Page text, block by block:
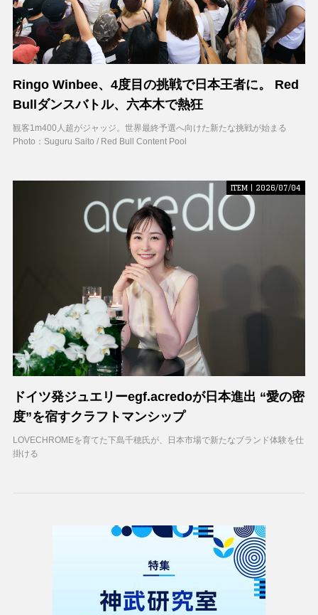
Ringo Winbee、4度目の挑戦で日本王者に。 Red
Bullダンスバトル、六本木で熱狂
観客1m400人超がジャッジ。世界最終予選へ向けた新たな挑戦が始まる
Photo：Suguru Saito / Red Bull Content Pool
ITEM | 2026/07/04
ドイツ発ジュエリーegf.acredoが日本進出 “愛の密
度”を宿すクラフトマンシップ
LOVECHROMEを育てた下島千穂氏が、日本市場で新たなブランド体験を仕
掛ける